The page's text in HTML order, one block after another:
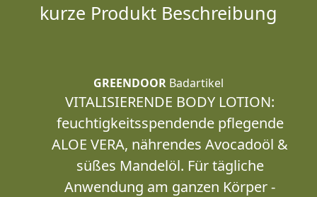
kurze Produkt Beschreibung
GREENDOOR Badartikel
VITALISIERENDE BODY LOTION:
feuchtigkeitsspendende pflegende
ALOE VERA, nährendes Avocadoöl &
süßes Mandelöl. Für tägliche
Anwendung am ganzen Körper -